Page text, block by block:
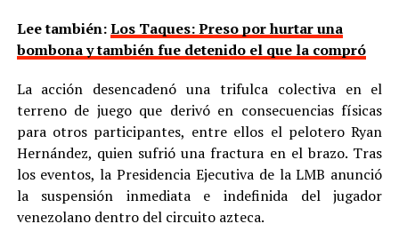
Lee también:Los Taques: Preso por hurtar una
bombona y también fue detenido el que la compró
La acción desencadenó una trifulca colectiva en el
terreno de juego que derivó en consecuencias físicas
para otros participantes, entre ellos el pelotero Ryan
Hernández, quien sufrió una fractura en el brazo. Tras
los eventos, la Presidencia Ejecutiva de la LMB anunció
la suspensión inmediata e indefinida del jugador
venezolano dentro del circuito azteca.